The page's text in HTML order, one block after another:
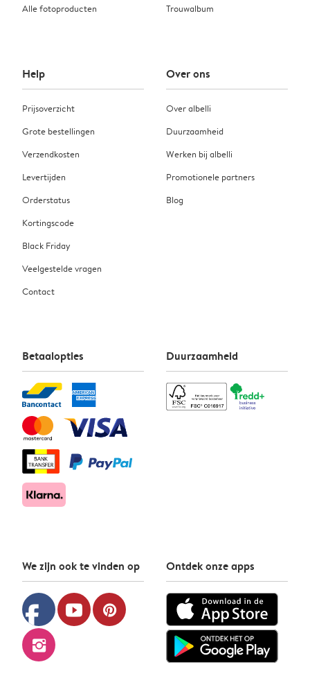
Alle fotoproducten
Trouwalbum
Help
Prijsoverzicht
Grote bestellingen
Verzendkosten
Levertijden
Orderstatus
Kortingscode
Black Friday
Veelgestelde vragen
Contact
Over ons
Over albelli
Duurzaamheid
Werken bij albelli
Promotionele partners
Blog
Betaalopties Duurzaamheid
We zijn ook te vinden op
facebook youtube pinterest
instagram
Ontdek onze apps